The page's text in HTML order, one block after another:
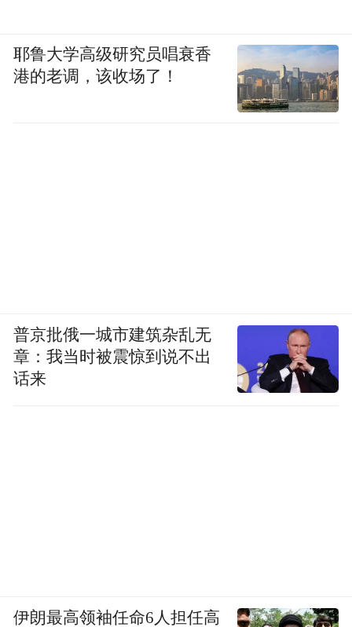
耶鲁大学高级研究员唱衰香
港的老调，该收场了！
普京批俄一城市建筑杂乱无
章：我当时被震惊到说不出
话来
伊朗最高领袖任命6人担任高